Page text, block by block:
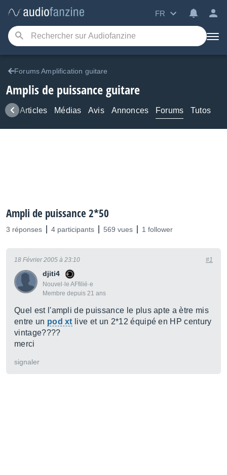
FR
Forums Amplification guitare
Amplis de puissance guitare
Articles Médias Avis Annonces Forums Tutos
Ampli de puissance 2*50
3 réponses 4 participants 569 vues 1 follower
djiti4
Nouvel·le AFfilié·e
Membre depuis 21 ans
18 Février 2005 à 23:10 #1
Quel est l'ampli de puissance le plus apte a ètre mis
entre un pod xt live et un 2*12 équipé en HP century
vintage????
merci
signaler